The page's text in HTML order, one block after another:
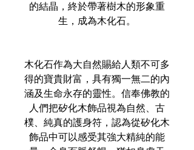
的結晶，終於帶著樹木的形象重
生，成為木化石。
木化石作為大自然賜給人類不可多
得的寶貴財富，具有獨一無二的內
涵及生命永存的靈性。信奉佛教的
人們把矽化木飾品視為自然、古
樸、純真的護身符，認為從矽化木
飾品中可以感受其強大精純的能